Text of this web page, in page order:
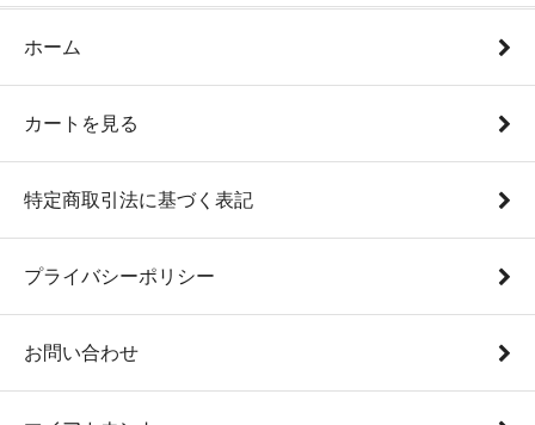
ホーム
カートを見る
特定商取引法に基づく表記
プライバシーポリシー
お問い合わせ